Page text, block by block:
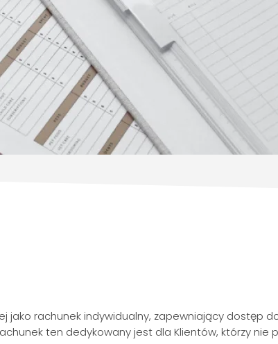
jako rachunek indywidualny, zapewniający dostęp
ten dedykowany jest dla Klientów, którzy nie